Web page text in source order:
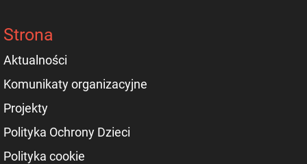
Strona
Aktualności
Komunikaty organizacyjne
Projekty
Polityka Ochrony Dzieci
Polityka cookie